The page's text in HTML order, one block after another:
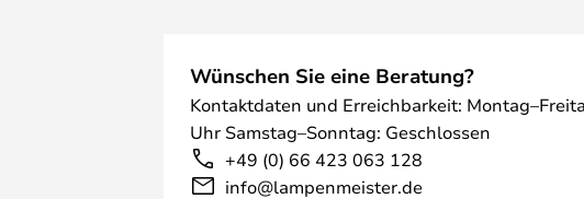
Wünschen Sie eine Beratung?
Kontaktdaten und Erreichbarkeit:
Uhr Samstag–Sonntag: Geschlossen
+49 (0) 66 423 063 128
info@lampenmeister.de